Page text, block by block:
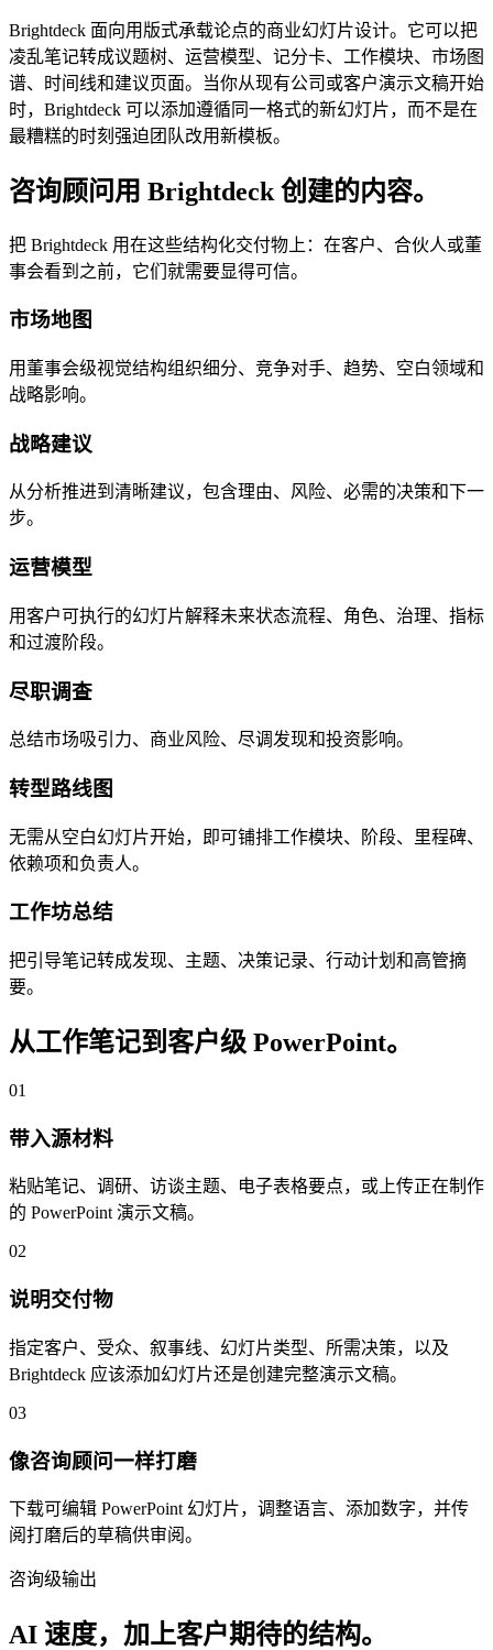
Brightdeck 面向用版式承载论点的商业幻灯片设计。它可以把
凌乱笔记转成议题树、运营模型、记分卡、工作模块、市场图
谱、时间线和建议页面。当你从现有公司或客户演示文稿开始
时，Brightdeck 可以添加遵循同一格式的新幻灯片，而不是在
最糟糕的时刻强迫团队改用新模板。
咨询顾问用 Brightdeck 创建的内容。
把 Brightdeck 用在这些结构化交付物上：在客户、合伙人或董
事会看到之前，它们就需要显得可信。
市场地图
用董事会级视觉结构组织细分、竞争对手、趋势、空白领域和
战略影响。
战略建议
从分析推进到清晰建议，包含理由、风险、必需的决策和下一
步。
运营模型
用客户可执行的幻灯片解释未来状态流程、角色、治理、指标
和过渡阶段。
尽职调查
总结市场吸引力、商业风险、尽调发现和投资影响。
转型路线图
无需从空白幻灯片开始，即可铺排工作模块、阶段、里程碑、
依赖项和负责人。
工作坊总结
把引导笔记转成发现、主题、决策记录、行动计划和高管摘
要。
从工作笔记到客户级 PowerPoint。
01
带入源材料
粘贴笔记、调研、访谈主题、电子表格要点，或上传正在制作
的 PowerPoint 演示文稿。
02
说明交付物
指定客户、受众、叙事线、幻灯片类型、所需决策，以及
Brightdeck 应该添加幻灯片还是创建完整演示文稿。
03
像咨询顾问一样打磨
下载可编辑 PowerPoint 幻灯片，调整语言、添加数字，并传
阅打磨后的草稿供审阅。
咨询级输出
AI 速度，加上客户期待的结构。